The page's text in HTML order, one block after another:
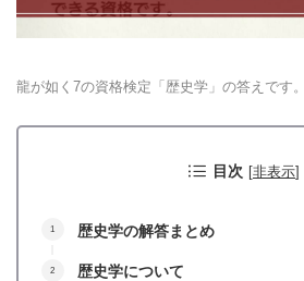
龍が如く7の資格検定「歴史学」の答えです。
目次 [非表示]
歴史学の解答まとめ
歴史学について